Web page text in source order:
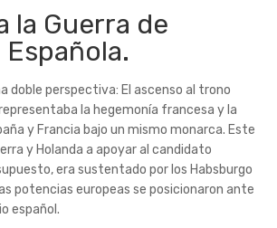
la Guerra de
doble perspectiva: El ascenso al trono
la hegemonía francesa y la
y Francia bajo un mismo monarca. Este
y Holanda a apoyar al candidato
era sustentado por los Habsburgo
potencias europeas se posicionaron ante
español.